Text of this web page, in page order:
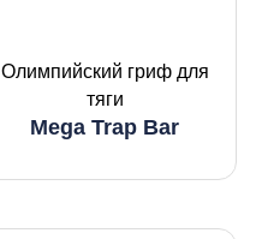
Олимпийский гриф для
тяги
Mega Trap Bar